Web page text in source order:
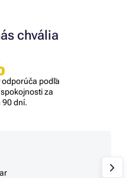
chvália
podľa
za
90 dní.